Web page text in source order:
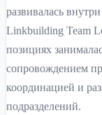
развивалась
Linkbuilding Team
позициях
сопровождением
координацией и
подразделений.